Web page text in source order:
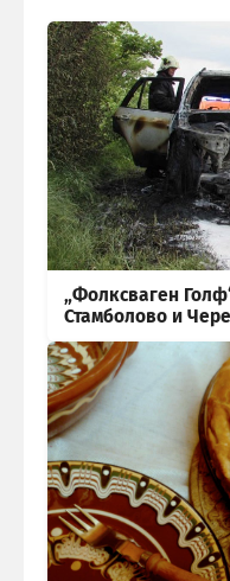
„Фолксваген
Стамболово и